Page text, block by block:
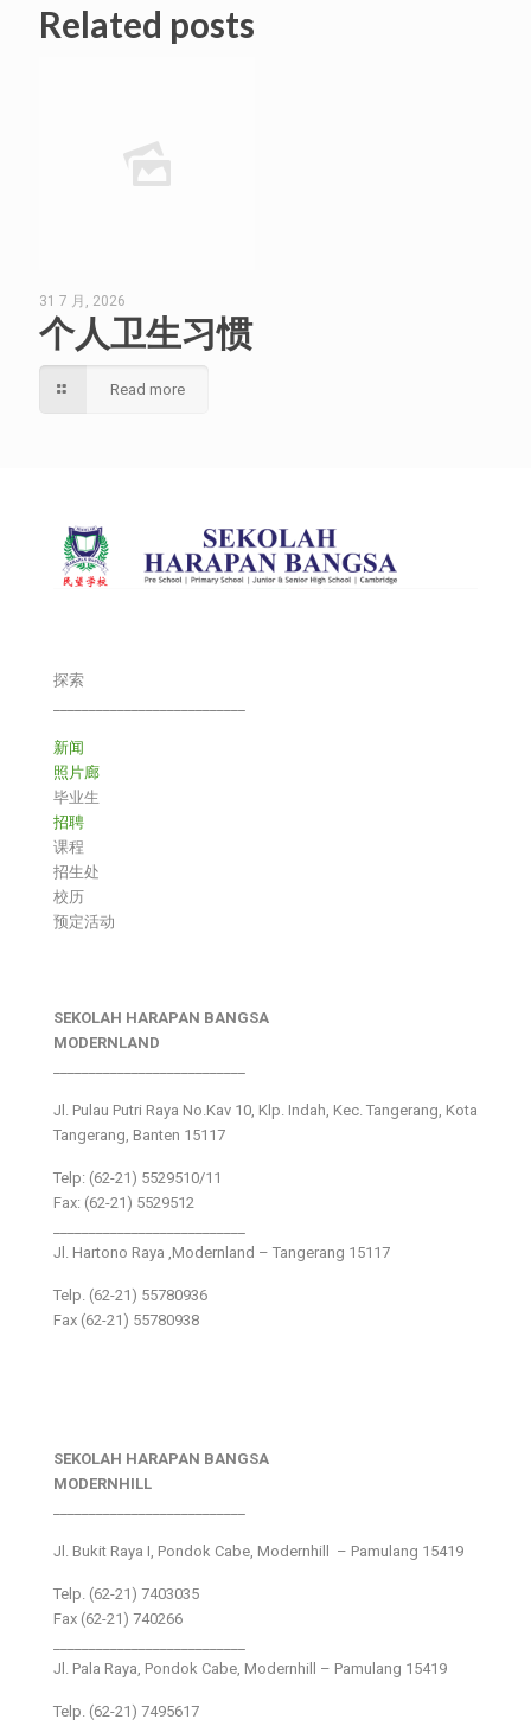
Related posts
31 7 月, 2026
个人卫生习惯
Read more
探索
新闻
照片廊
毕业生
招聘
课程
招生处
校历
预定活动
SEKOLAH HARAPAN BANGSA
MODERNLAND
Jl. Pulau Putri Raya No.Kav 10, Klp. Indah, Kec. Tangerang, Kota
Tangerang, Banten 15117
Telp: (62-21) 5529510/11
Fax: (62-21) 5529512
Jl. Hartono Raya ,Modernland – Tangerang 15117
Telp. (62-21) 55780936
Fax (62-21) 55780938
SEKOLAH HARAPAN BANGSA
MODERNHILL
Jl. Bukit Raya I, Pondok Cabe, Modernhill – Pamulang 15419
Telp. (62-21) 7403035
Fax (62-21) 740266
Jl. Pala Raya, Pondok Cabe, Modernhill – Pamulang 15419
Telp. (62-21) 7495617